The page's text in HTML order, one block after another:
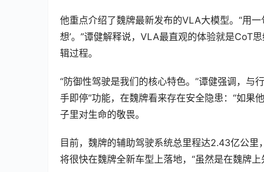
他重点介绍了魏牌最新发布的VLA大模型。“用
想’。”谭健解释说，VLA最直观的体验就是CoT
辑过程。
“防御性驾驶是我们的核心特色。”谭健强调，与
手即停”功能，在魏牌看来存在安全隐患：“如果
子里对生命的敬畏。
目前，魏牌的辅助驾驶系统总里程达2.43亿公
将很快在魏牌全新车型上落地，“虽然是在魏牌